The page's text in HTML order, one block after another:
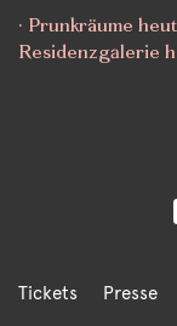
· Prunkräume
Residenzgalerie
Tickets Presse